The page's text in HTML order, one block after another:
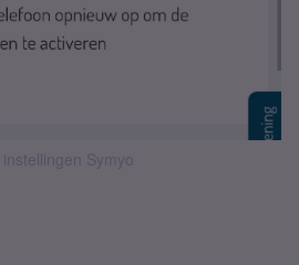
instellingen Symyo